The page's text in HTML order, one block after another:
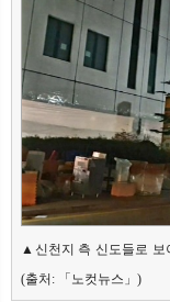
▲신천지 측 신도들로 보
(출처: 「노컷뉴스」)